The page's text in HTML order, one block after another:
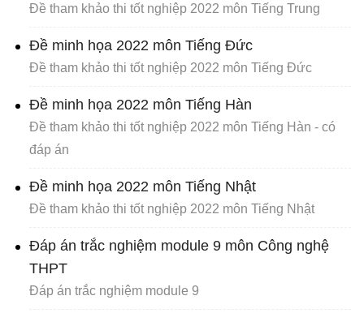
Đề tham khảo thi tốt nghiệp 2022 môn Tiếng Trung
Đề minh họa 2022 môn Tiếng Đức
Đề tham khảo thi tốt nghiệp 2022 môn Tiếng Đức
Đề minh họa 2022 môn Tiếng Hàn
Đề tham khảo thi tốt nghiệp 2022 môn Tiếng Hàn - có
đáp án
Đề minh họa 2022 môn Tiếng Nhật
Đề tham khảo thi tốt nghiệp 2022 môn Tiếng Nhật
Đáp án trắc nghiệm module 9 môn Công nghệ
THPT
Đáp án trắc nghiệm module 9